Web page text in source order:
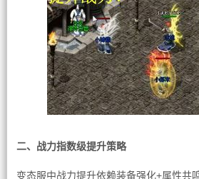
二、战力指数级提升策略
变态服中战力提升依赖装备强化+属性共